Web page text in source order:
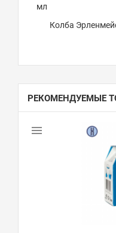
мл
Колба
РЕКОМЕНДУЕМЫЕ